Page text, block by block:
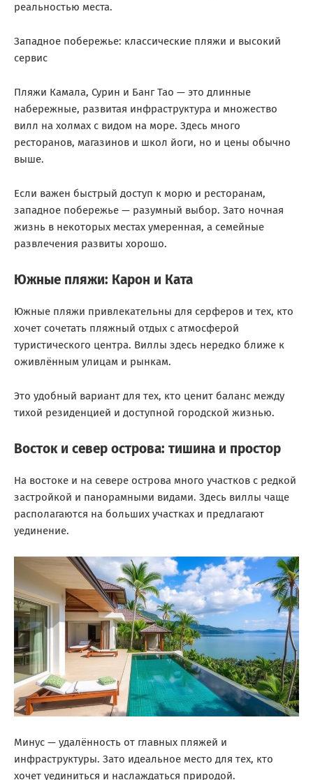
реальностью места.
Западное побережье: классические пляжи и высокий
сервис
Пляжи Камала, Сурин и Банг Тао — это длинные
набережные, развитая инфраструктура и множество
вилл на холмах с видом на море. Здесь много
ресторанов, магазинов и школ йоги, но и цены обычно
выше.
Если важен быстрый доступ к морю и ресторанам,
западное побережье — разумный выбор. Зато ночная
жизнь в некоторых местах умеренная, а семейные
развлечения развиты хорошо.
Южные пляжи: Карон и Ката
Южные пляжи привлекательны для серферов и тех, кто
хочет сочетать пляжный отдых с атмосферой
туристического центра. Виллы здесь нередко ближе к
оживлённым улицам и рынкам.
Это удобный вариант для тех, кто ценит баланс между
тихой резиденцией и доступной городской жизнью.
Восток и север острова: тишина и простор
На востоке и на севере острова много участков с редкой
застройкой и панорамными видами. Здесь виллы чаще
располагаются на больших участках и предлагают
уединение.
Минус — удалённость от главных пляжей и
инфраструктуры. Зато идеальное место для тех, кто
хочет уединиться и наслаждаться природой.